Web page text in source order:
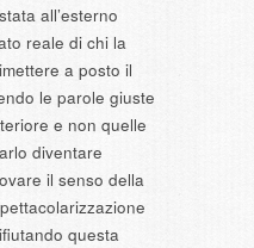
all’esterno
reale di chi la
a posto il
le parole giuste
e non quelle
diventare
il senso della
questa